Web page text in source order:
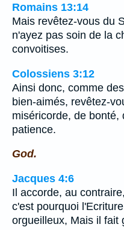
Romains 13:14
Mais revêtez-vous du
n'ayez pas soin de la
convoitises.
Colossiens 3:12
Ainsi donc, comme
bien-aimés, revêtez-
miséricorde, de bonté,
patience.
God.
Jacques 4:6
Il accorde, au
c'est pourquoi
orgueilleux, Mais il fait